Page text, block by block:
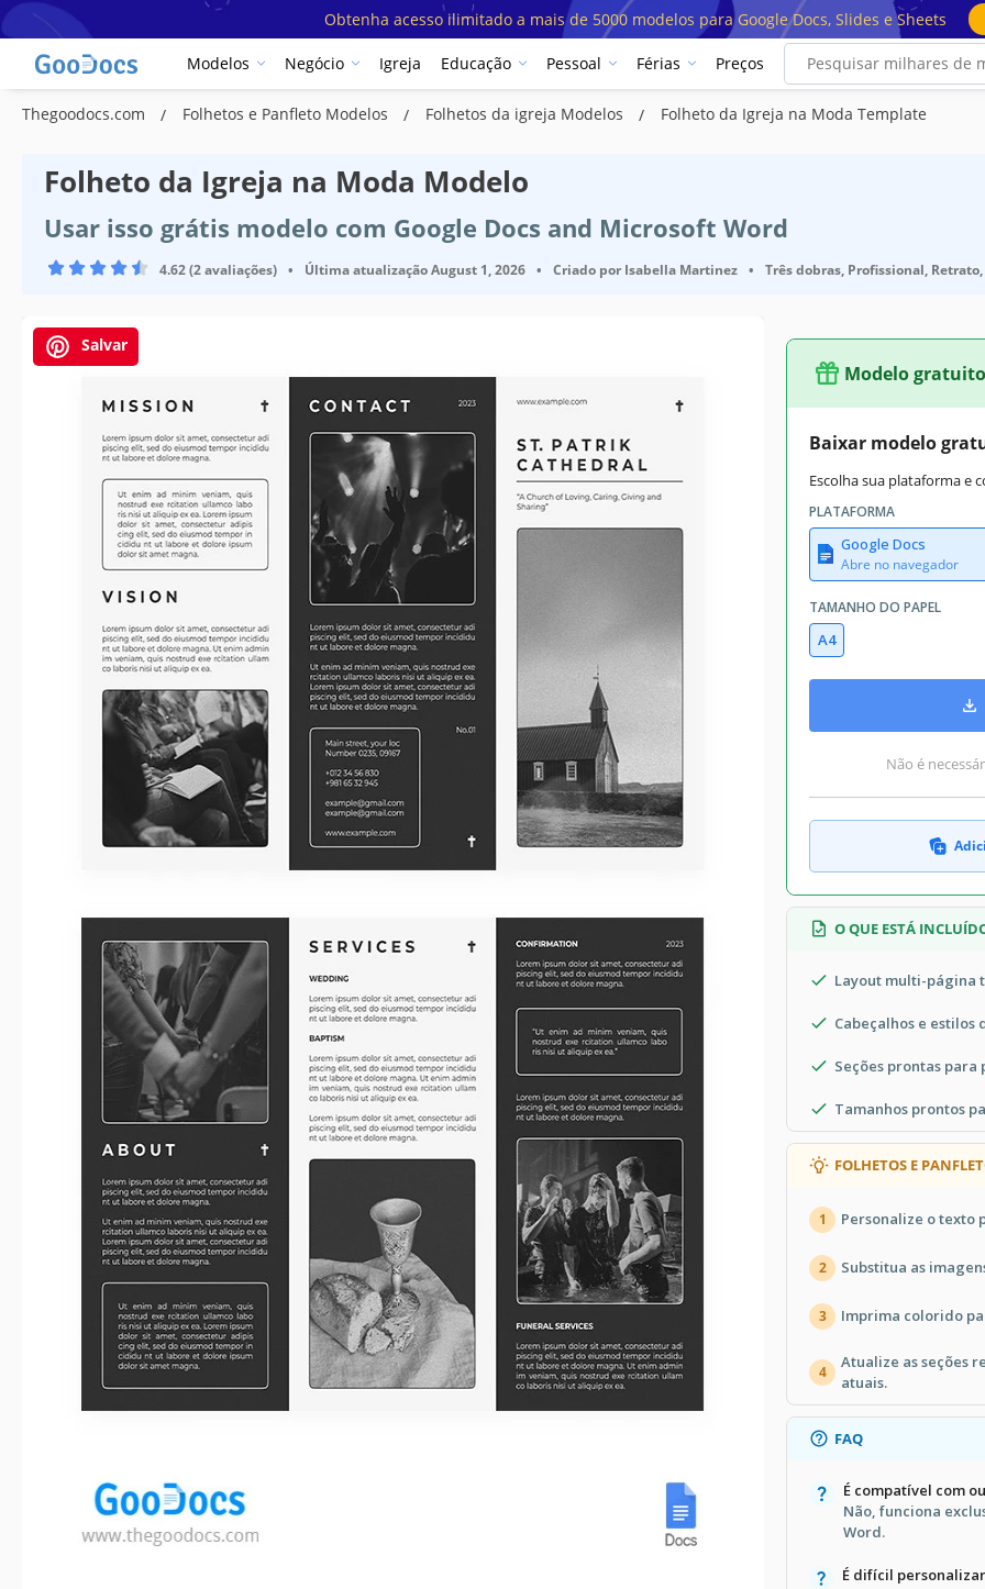
Obtenha acesso ilimitado a mais de 5000 modelos para Google Docs, Slides e Sheets
Modelos Negócio Igreja Educação Pessoal Férias Preços
Thegoodocs.com Folhetos e Panfleto Modelos Folhetos da igreja Modelos Folheto da Igreja na Moda Template
Folheto da Igreja na Moda Modelo
Usar isso grátis modelo com Google Docs and Microsoft Word
4.62 (2 avaliações) • Última atualizaçãoAugust 1, 2026 • Criado por Isabella Martinez • Três dobras, Profissional, Retrato,
Salvar
Modelo gratuito
Baixar modelo
Escolha sua plataforma e
PLATAFORMA
Google Docs
Abre no navegador
TAMANHO DO PAPEL
A4
Não é
O QUE ESTÁ
Layout multi-página
Cabeçalhos e
Seções prontas para
Tamanhos prontos
FOLHETOS E
1 Personalize o texto
2 Substitua as
3 Imprima colorido
4
Atualize as seções
atuais.
FAQ
É compatível com
Não, funciona
Word.
É difícil